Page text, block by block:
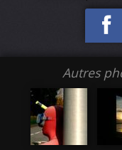
Autres